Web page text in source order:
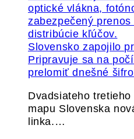
Slovensko zapojilo
Pripravuje sa na
prelomiť dnešné
Dvadsiateho
mapu Slovenska
linka.…